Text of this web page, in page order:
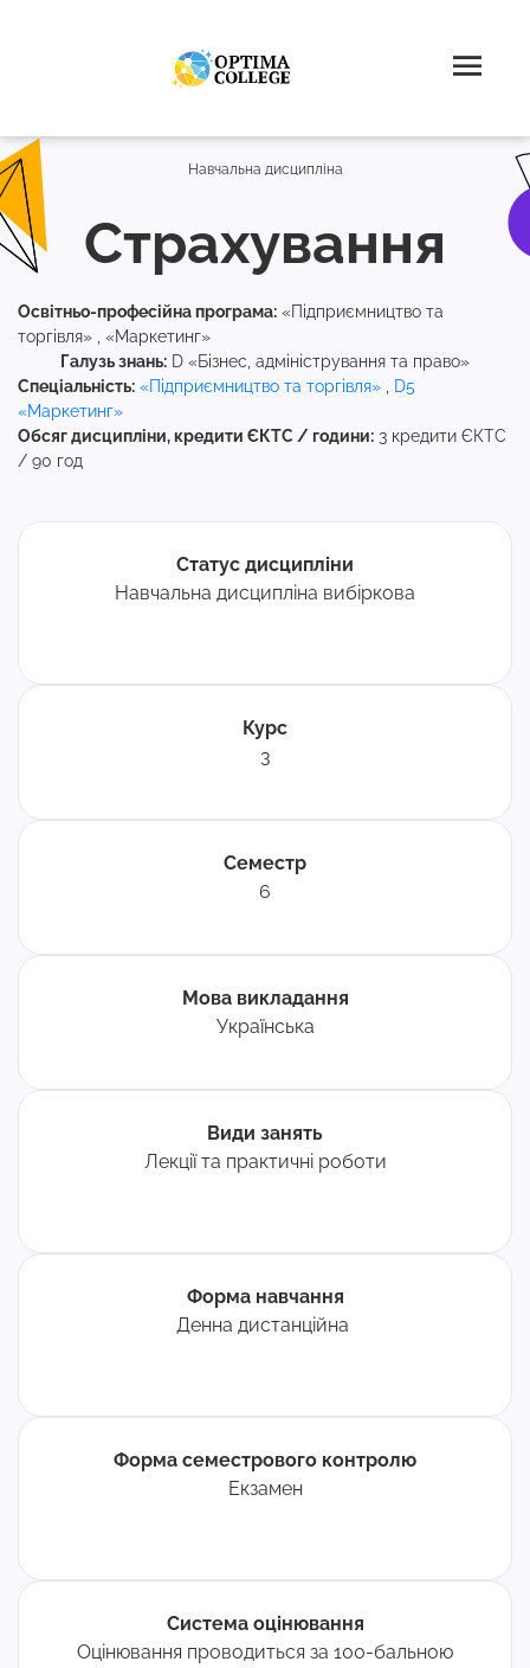
Навчальна дисципліна
Страхування
Освітньо-професійна програма: «Підприємництво та
торгівля» , «Маркетинг»
Галузь знань: D «Бізнес, адміністрування та право»
Спеціальність: «Підприємництво та торгівля»
D5
«Маркетинг»
Обсяг дисципліни, кредити ЄКТС / години: 3 кредити ЄКТС
/ 90 год
Статус дисципліни
Навчальна дисципліна вибіркова
Курс
3
Семестр
6
Мова викладання
Українська
Види занять
Лекції та практичні роботи
Форма навчання
Денна дистанційна
Форма семестрового контролю
Екзамен
Система оцінювання
Оцінювання проводиться за 100-бальною